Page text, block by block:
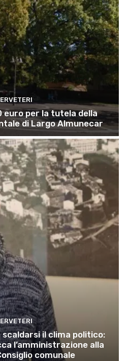
euro per la tutela della
di Largo Almunecar
il clima politico:
l’amministrazione alla
comunale